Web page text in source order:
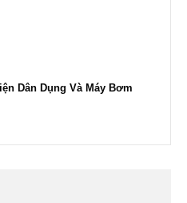
Dân Dụng Và Máy Bơm